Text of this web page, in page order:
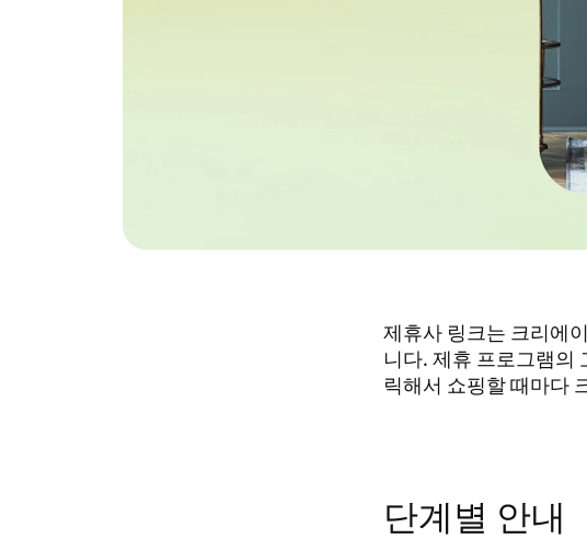
제휴사 링크는 크리에
니다. 제휴 프로그램의
릭해서 쇼핑할 때마다
단계별 안내